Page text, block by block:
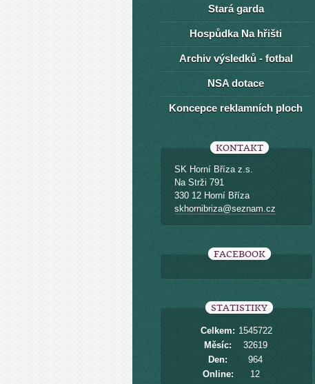
Stará garda
Hospůdka Na hřišti
Archiv výsledků - fotbal
NSA dotace
Koncepce reklamních ploch
KONTAKT
SK Horní Bříza z.s.
Na Strži 791
330 12 Horní Bříza
skhornibriza@seznam.cz
FACEBOOK
STATISTIKY
Online: 12
Celkem: 1545722
Měsíc:
32619
Den:
964